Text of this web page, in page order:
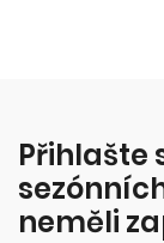
Přihlašte
neměli